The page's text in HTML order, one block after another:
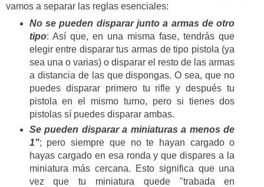
vamos a separar las reglas esenciales:
No se pueden disparar junto a armas de otro
tipo: Así que, en una misma fase, tendrás que
elegir entre disparar tus armas de tipo pistola (ya
sea una o varias) o disparar el resto de las armas
a distancia de las que dispongas. O sea, que no
puedes disparar primero tu rifle y después tu
pistola en el mismo turno, pero si tienes dos
pistolas sí puedes disparar ambas.
Se pueden disparar a miniaturas a menos de
1"; pero siempre que no te hayan cargado o
hayas cargado en esa ronda y que dispares a la
miniatura más cercana. Esto significa que una
vez que tu miniatura quede "trabada en